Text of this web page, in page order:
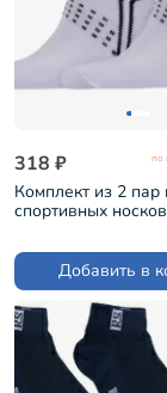
318 ₽ по
Комплект из 2 пар
спортивных
Добавить в